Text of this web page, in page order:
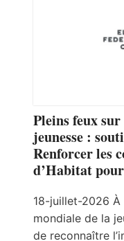
Pleins feux
jeunesse :
Renforcer les
d’Habitat
18-juillet-2026 À
mondiale de la
de reconnaître